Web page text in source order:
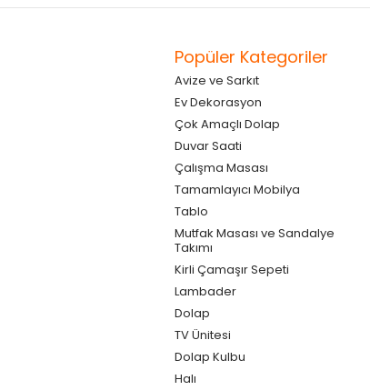
Popüler Kategoriler
Avize ve Sarkıt
Ev Dekorasyon
Çok Amaçlı Dolap
Duvar Saati
Çalışma Masası
Tamamlayıcı Mobilya
Tablo
Mutfak Masası ve Sandalye
Takımı
Kirli Çamaşır Sepeti
Lambader
Dolap
TV Ünitesi
Dolap Kulbu
Halı